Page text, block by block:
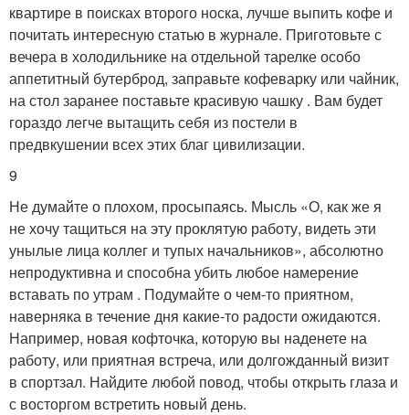
квартире в поисках второго носка, лучше выпить кофе и
почитать интересную статью в журнале. Приготовьте с
вечера в холодильнике на отдельной тарелке особо
аппетитный бутерброд, заправьте кофеварку или чайник,
на стол заранее поставьте красивую чашку . Вам будет
гораздо легче вытащить себя из постели в
предвкушении всех этих благ цивилизации.
9
Не думайте о плохом, просыпаясь. Мысль «О, как же я
не хочу тащиться на эту проклятую работу, видеть эти
унылые лица коллег и тупых начальников», абсолютно
непродуктивна и способна убить любое намерение
вставать по утрам . Подумайте о чем-то приятном,
наверняка в течение дня какие-то радости ожидаются.
Например, новая кофточка, которую вы наденете на
работу, или приятная встреча, или долгожданный визит
в спортзал. Найдите любой повод, чтобы открыть глаза и
с восторгом встретить новый день.